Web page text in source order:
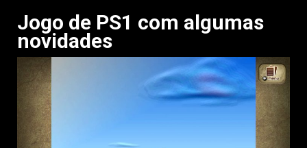
Jogo de PS1 com algumas
novidades